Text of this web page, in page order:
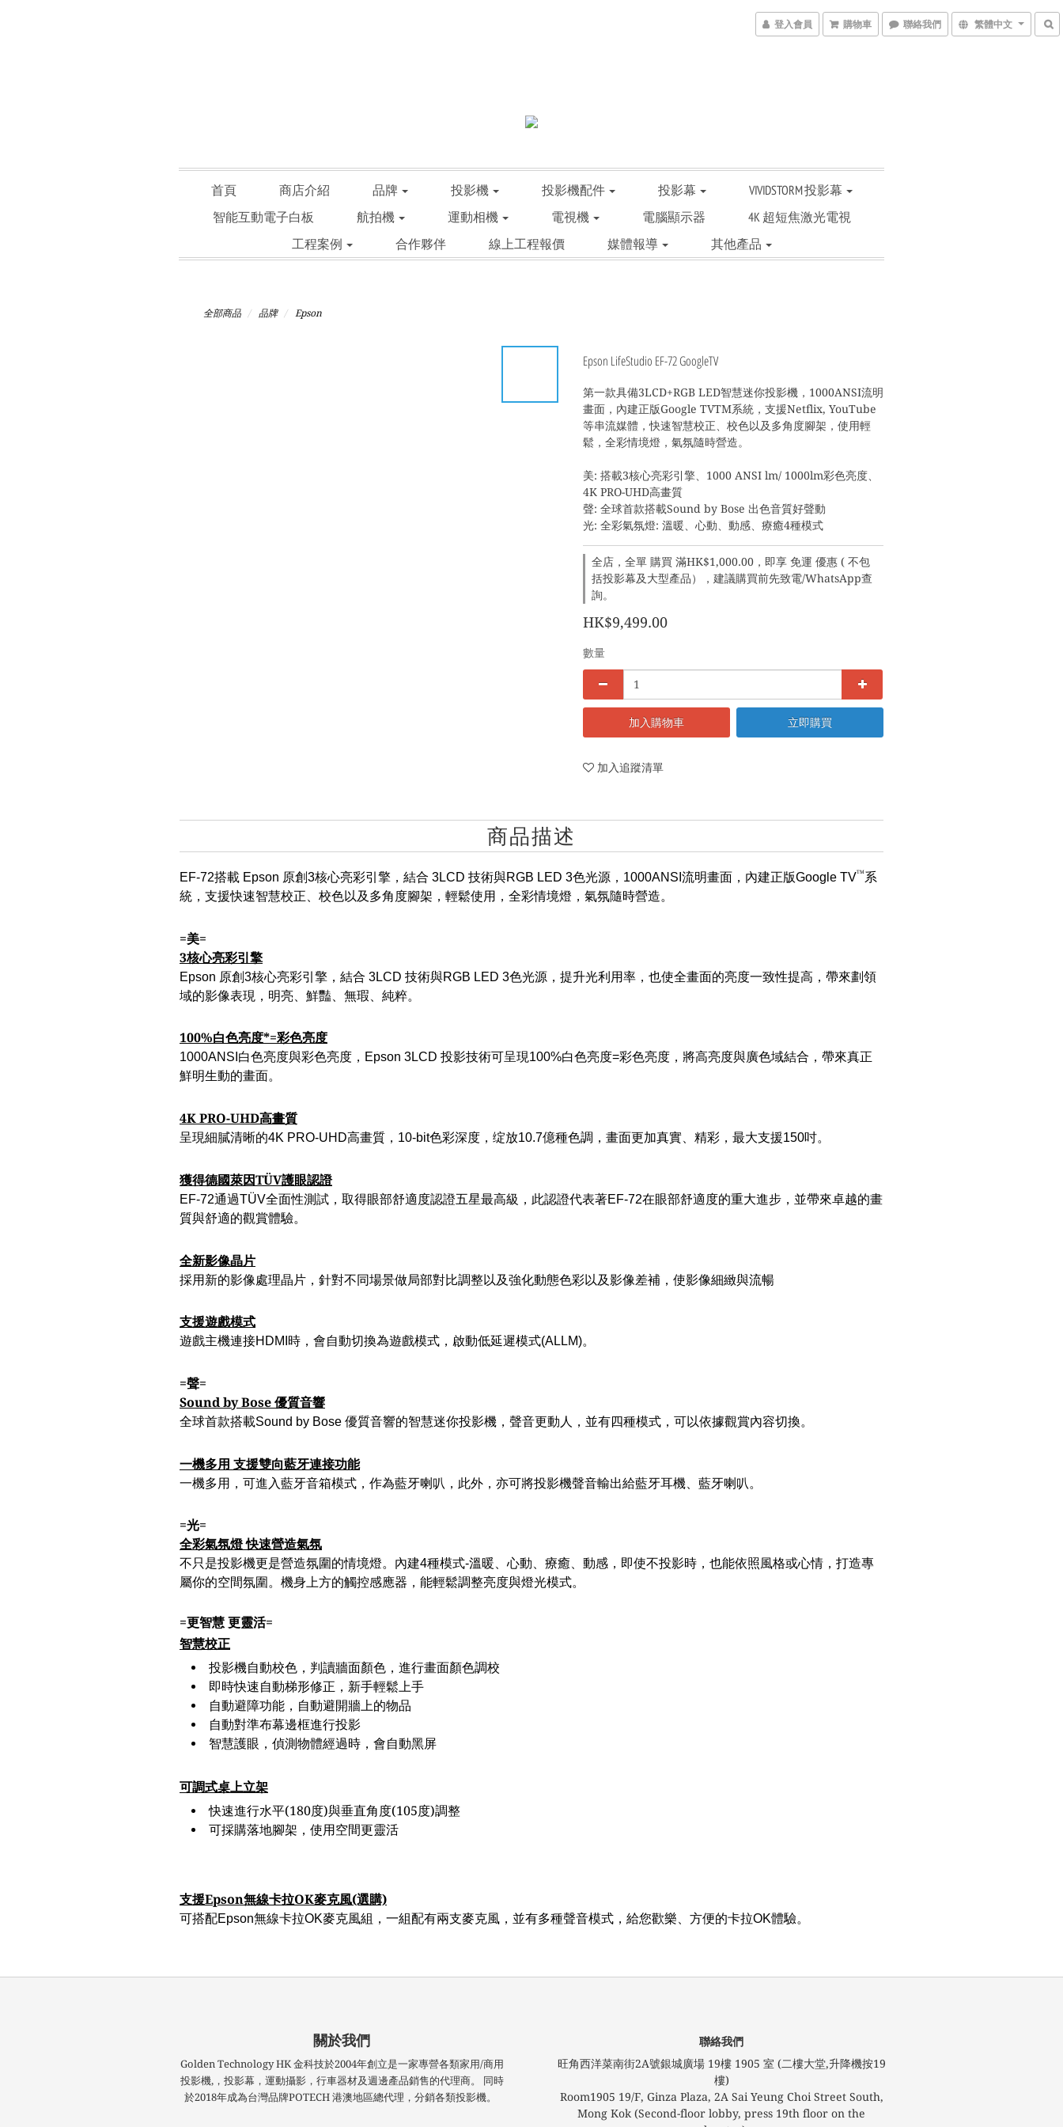
登入會員 購物車 聯絡我們 繁體中文
首頁 商店介紹 品牌 投影機 投影機配件 投影幕
VIVIDSTORM 投影幕
智能互動電子白板
航拍機 運動相機 電視機 電腦顯示器
4K 超短焦激光電視
工程案例
合作夥伴 線上工程報價 媒體報導 其他產品
全部商品 品牌 Epson
Epson LifeStudio EF-72 GoogleTV
第一款具備3LCD+RGB LED智慧迷你投影機，1000ANSI流明
畫面，內建正版Google TVTM系統，支援Netflix, YouTube
等串流媒體，快速智慧校正、校色以及多角度腳架，使用輕
鬆，全彩情境燈，氣氛隨時營造。
美: 搭載3核心亮彩引擎、1000 ANSI lm/ 1000lm彩色亮度、
4K PRO-UHD高畫質
聲: 全球首款搭載Sound by Bose 出色音質好聲動
光: 全彩氣氛燈: 溫暖、心動、動感、療癒4種模式
全店，全單 購買 滿HK$1,000.00，即享 免運 優惠 ( 不包
括投影幕及大型產品），建議購買前先致電/WhatsApp查
詢。
HK$9,499.00
數量
加入購物車 立即購買
加入追蹤清單
商品描述
EF-72搭載 Epson 原創3核心亮彩引擎，結合 3LCD 技術與RGB LED 3色光源，1000ANSI流明畫面，內建正版Google TVTM系
統，支援快速智慧校正、校色以及多角度腳架，輕鬆使用，全彩情境燈，氣氛隨時營造。
=美=
3核心亮彩引擎
Epson 原創3核心亮彩引擎，結合 3LCD 技術與RGB LED 3色光源，提升光利用率，也使全畫面的亮度一致性提高，帶來劃領
域的影像表現，明亮、鮮豔、無瑕、純粹。
100%白色亮度*=彩色亮度
1000ANSI白色亮度與彩色亮度，Epson 3LCD 投影技術可呈現100%白色亮度=彩色亮度，將高亮度與廣色域結合，帶來真正
鮮明生動的畫面。
4K PRO-UHD高畫質
呈現細膩清晰的4K PRO-UHD高畫質，10-bit色彩深度，绽放10.7億種色調，畫面更加真實、精彩，最大支援150吋。
獲得德國萊因TÜV護眼認證
EF-72通過TÜV全面性測試，取得眼部舒適度認證五星最高級，此認證代表著EF-72在眼部舒適度的重大進步，並帶來卓越的畫
質與舒適的觀賞體驗。
全新影像晶片
採用新的影像處理晶片，針對不同場景做局部對比調整以及強化動態色彩以及影像差補，使影像細緻與流暢
支援遊戲模式
遊戲主機連接HDMI時，會自動切換為遊戲模式，啟動低延遲模式(ALLM)。
=聲=
Sound by Bose 優質音響
全球首款搭載Sound by Bose 優質音響的智慧迷你投影機，聲音更動人，並有四種模式，可以依據觀賞內容切換。
一機多用 支援雙向藍牙連接功能
一機多用，可進入藍牙音箱模式，作為藍牙喇叭，此外，亦可將投影機聲音輸出給藍牙耳機、藍牙喇叭。
=光=
全彩氣氛燈 快速營造氣氛
不只是投影機更是營造氛圍的情境燈。內建4種模式-溫暖、心動、療癒、動感，即使不投影時，也能依照風格或心情，打造專
屬你的空間氛圍。機身上方的觸控感應器，能輕鬆調整亮度與燈光模式。
=更智慧 更靈活=
智慧校正
投影機自動校色，判讀牆面顏色，進行畫面顏色調校
即時快速自動梯形修正，新手輕鬆上手
自動避障功能，自動避開牆上的物品
自動對準布幕邊框進行投影
智慧護眼，偵測物體經過時，會自動黑屏
可調式桌上立架
快速進行水平(180度)與垂直角度(105度)調整
可採購落地腳架，使用空間更靈活
支援Epson無線卡拉OK麥克風(選購)
可搭配Epson無線卡拉OK麥克風組，一組配有兩支麥克風，並有多種聲音模式，給您歡樂、方便的卡拉OK體驗。
關於我們
Golden Technology HK 金科技於2004年創立是一家專營各類家用/商用
投影機,，投影幕，運動攝影，行車器材及週邊產品銷售的代理商。 同時
於2018年成為台灣品牌POTECH 港澳地區總代理，分銷各類投影機。
聯絡我們
旺角西洋菜南街2A號銀城廣場​ 19樓 1905 室 (二樓大堂,升降機按19
樓)
Room1905 19/F, Ginza Plaza, 2A Sai Yeung Choi Street South,
Mong Kok (Second-floor lobby, press 19th floor on the